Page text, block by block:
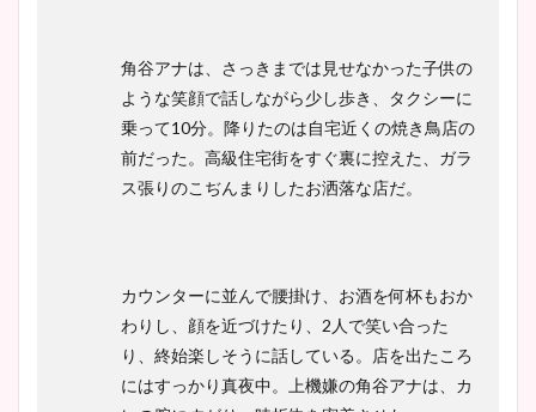
角谷アナは、さっきまでは見せなかった子供の
ような笑顔で話しながら少し歩き、タクシーに
乗って10分。降りたのは自宅近くの焼き鳥店の
前だった。高級住宅街をすぐ裏に控えた、ガラ
ス張りのこぢんまりしたお洒落な店だ。
カウンターに並んで腰掛け、お酒を何杯もおか
わりし、顔を近づけたり、2人で笑い合った
り、終始楽しそうに話している。店を出たころ
にはすっかり真夜中。上機嫌の角谷アナは、カ